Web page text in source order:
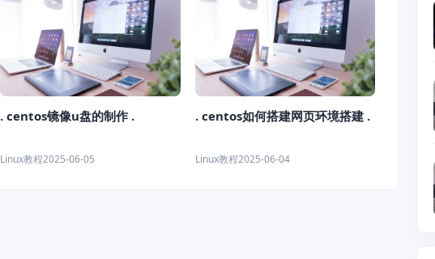
. centos镜像u盘的制作 .
Linux教程2025-06-05
. centos如何搭建网页环境搭建 .
Linux教程2025-06-04